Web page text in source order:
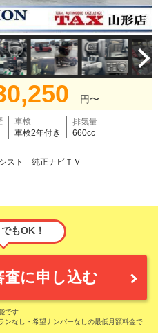
円〜
車検
車検2年付き
排気量
660cc
スト 純正ナビＴＶ
もOK！
査に申し込む
です
なし・希望ナンバーなしの最低月額料金で